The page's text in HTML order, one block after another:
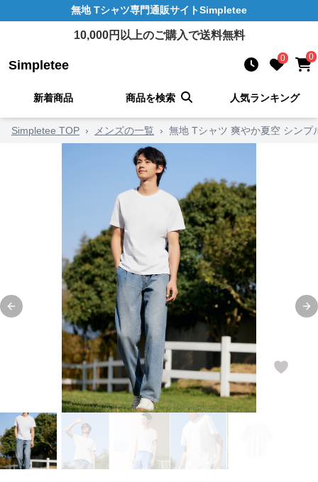
無地 Tシャツ専門通販サイトSimpletee
10,000円以上のご購入で送料無料
Simpletee 0 0
新着商品 商品を検索 人気ランキング
Simpletee TOP › メンズの一覧 › 無地 Tシャツ 爽やか夏空 シンプ
Previous slide